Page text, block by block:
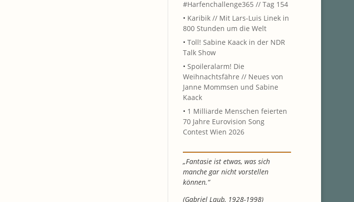
#Harfenchallenge365 // Tag 154
• Karibik // Mit Lars-Luis Linek in
800 Stunden um die Welt
• Toll! Sabine Kaack in der NDR
Talk Show
• Spoileralarm! Die
Weihnachtsfähre // Neues von
Janne Mommsen und Sabine
Kaack
• 1 Milliarde Menschen feierten
70 Jahre Eurovision Song
Contest Wien 2026
„Fantasie ist etwas, was sich
manche gar nicht vorstellen
können.“
(Gabriel Laub, 1928-1998)